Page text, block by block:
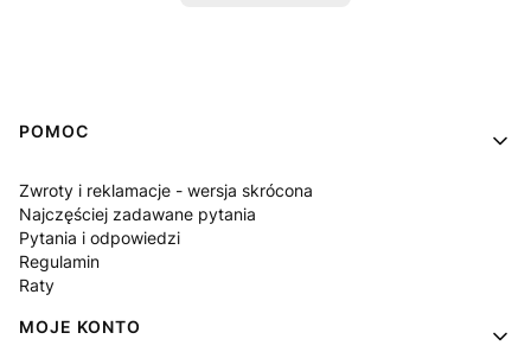
Linki w stopce
POMOC
Zwroty i reklamacje - wersja skrócona
Najczęściej zadawane pytania
Pytania i odpowiedzi
Regulamin
Raty
MOJE KONTO